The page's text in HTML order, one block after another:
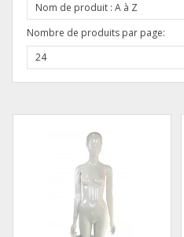
Nom de produit : A à Z
Nombre de produits par page:
24